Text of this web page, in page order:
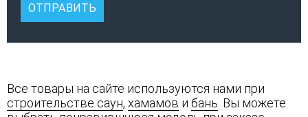
Все товары на сайте используются нами при
строительстве саун, хамамов и бань . Вы можете